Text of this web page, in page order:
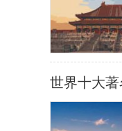
世界十大